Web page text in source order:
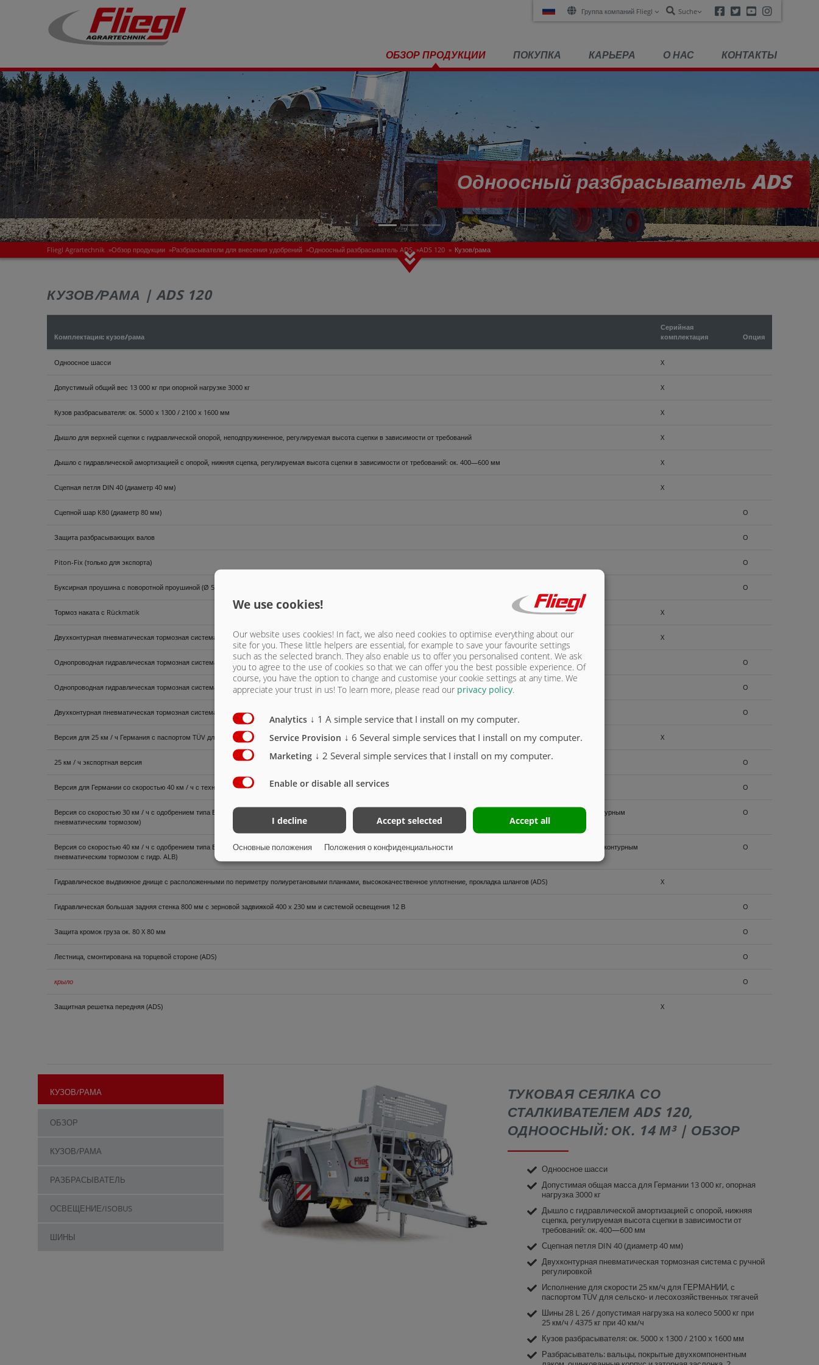
Группа компаний Fliegl Suche Facebook
TwitterYoutube
ОБЗОР ПРОДУКЦИИ ПОКУПКА КАРЬЕРА О НАС КОНТАКТЫ
Одноосный разбрасыватель ADS
Fliegl Agrartechnik »Обзор продукции »Разбрасыватели для внесения удобрений »Одноосный разбрасыватель ADS »ADS 120 » Кузов/рама
КУЗОВ/РАМА | ADS 120
Комплектация: кузов/рама
Серийная
комплектация
Опция
Одноосное шасси X
Допустимый общий вес 13 000 кг при опорной нагрузке 3000 кг X
Кузов разбрасывателя: ок. 5000 x 1300 / 2100 x 1600 мм X
Дышло для верхней сцепки с гидравлической опорой, неподпружиненное, регулируемая высота сцепки в зависимости от требований X
Дышло с гидравлической амортизацией с опорой, нижняя сцепка, регулируемая высота сцепки в зависимости от требований: ок. 400—600 мм X
Сцепная петля DIN 40 (диаметр 40 мм) X
Сцепной шар K80 (диаметр 80 мм) O
Защита разбрасывающих валов O
Piton-Fix (только для экспорта) O
Буксирная проушина с поворотной проушиной (Ø 51 мм) (только на экспорт) O
Тормоз наката с Rückmatik X
Двухконтурная пневматическая тормозная система с ручной регулировкой X
Однопроводная гидравлическая тормозная система без клапана регулирования нагрузки, с плоской уплотнительной муфтой, только для экспорта O
Однопроводная гидравлическая тормозная система с клапаном регулирования нагрузки и плоской уплотнительной муфтой, только для экспорта O
Двухконтурная пневматическая тормозная система с автоматическим регулятором тормозных сил ALB O
Версия для 25 км / ч Германия с паспортом TÜV для la-fo ZGM. X
25 км / ч экспортная версия O
Версия для Германии со скоростью 40 км / ч с техническими данными TÜV (включая крылья) O
Версия со скоростью 30 км / ч с одобрением типа ЕС и документами COC, включая крылья, противоподкатную защиту и боковые габаритные огни (возможно только с двухконтурным
пневматическим тормозом)
O
Версия со скоростью 40 км / ч с одобрением типа ЕС и документами COC, включая брызговики, противоподкатную защиту и боковые габаритные огни (возможно только с двухконтурным
пневматическим тормозом с гидр. ALB)
O
Гидравлическое выдвижное днище с расположенными по периметру полиуретановыми планками, высококачественное уплотнение, прокладка шлангов (ADS) X
Гидравлическая большая задняя стенка 800 мм с зерновой задвижкой 400 x 230 мм и системой освещения 12 В O
Защита кромок груза ок. 80 X 80 мм O
Лестница, смонтирована на торцевой стороне (ADS) O
крыло O
Защитная решетка передняя (ADS) X
КУЗОВ/РАМА
ОБЗОР
КУЗОВ/РАМА
РАЗБРАСЫВАТЕЛЬ
ОСВЕЩЕНИЕ/ISOBUS
ШИНЫ
ТУКОВАЯ СЕЯЛКА СО
СТАЛКИВАТЕЛЕМ ADS 120,
ОДНООСНЫЙ: ОК. 14 М³ | ОБЗОР
Одноосное шасси
Допустимая общая масса для Германии 13 000 кг, опорная
нагрузка 3000 кг
Дышло с гидравлической амортизацией с опорой, нижняя
сцепка, регулируемая высота сцепки в зависимости от
требований: ок. 400—600 мм
Сцепная петля DIN 40 (диаметр 40 мм)
Двухконтурная пневматическая тормозная система с ручной
регулировкой
Исполнение для скорости 25 км/ч для ГЕРМАНИИ, с
паспортом TÜV для сельско- и лесохозяйственных тягачей
Шины 28 L 26 / допустимая нагрузка на колесо 5000 кг при
25 км/ч / 4375 кг при 40 км/ч
Кузов разбрасывателя: ок. 5000 x 1300 / 2100 x 1600 мм
Разбрасыватель: вальцы, покрытые двухкомпонентным
We use cookies!
Our website uses cookies! In fact, we also need cookies to optimise everything about our
site for you. These little helpers are essential, for example to save your favourite settings
such as the selected branch. They also enable us to offer you personalised content. We ask
you to agree to the use of cookies so that we can offer you the best possible experience. Of
course, you have the option to change and customise your cookie settings at any time. We
appreciate your trust in us! To learn more, please read our privacy policy.
Analytics ↓ 1 A simple service that I install on my computer.
Service Provision ↓ 6 Several simple services that I install on my computer.
Marketing ↓ 2 Several simple services that I install on my computer.
Enable or disable all services
I decline Accept selected Accept all
Основные положения Положения о конфиденциальности